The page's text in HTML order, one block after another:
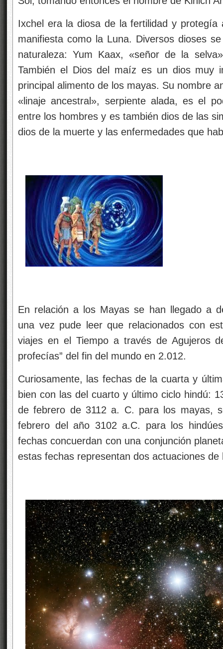
Ixchel era la diosa de la fertilidad y
manifiesta como la Luna. Diversos dioses
naturaleza: Yum Kaax, «señor de la
También el Dios del maíz es un dios muy
principal alimento de los mayas. Su nombre
«linaje ancestral», serpiente alada, es el
entre los hombres y es también dios de las
dios de la muerte y las enfermedades que
En relación a los Mayas se han llegado a
una vez pude leer que relacionados con
viajes en el Tiempo a través de Agujeros
profecías” del fin del mundo en 2.012.
Curiosamente, las fechas de la cuarta y
bien con las del cuarto y último ciclo hindú:
de febrero de 3112 a. C. para los mayas,
febrero del año 3102 a.C. para los
fechas concuerdan con una conjunción
estas fechas representan dos actuaciones